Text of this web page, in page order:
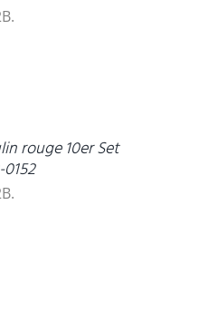
rouge 10er Set
0152